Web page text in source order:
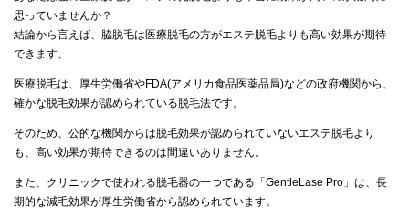
思っていませんか？
結論から言えば、脇脱毛は医療脱毛の方がエステ脱毛よりも高い効果が期待
できます。
医療脱毛は、厚生労働省やFDA(アメリカ食品医薬品局)などの政府機関から、
確かな脱毛効果が認められている脱毛法です。
そのため、公的な機関からは脱毛効果が認められていないエステ脱毛より
も、高い効果が期待できるのは間違いありません。
また、クリニックで使われる脱毛器の一つである「GentleLase Pro」は、長
期的な減毛効果が厚生労働省から認められています。